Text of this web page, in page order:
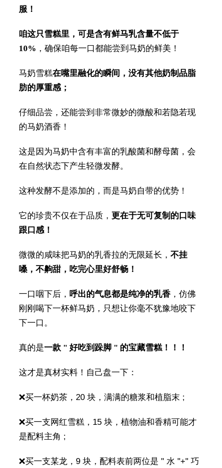
服！
咱这只雪糕里，可是含有鲜马乳含量不低于
10% ，确保咱每一口都能尝到马奶的鲜美！
马奶雪糕在嘴里融化的瞬间，没有其他奶制品脂
肪的厚重感；
仔细品尝，还能尝到非常微妙的微酸和若隐若现
的马奶酒香！
这是因为马奶中含有丰富的乳酸菌和酵母菌，会
在自然状态下产生轻微发酵。
这种发酵不是添加的，而是马奶自带的优势！
它的珍贵不仅在于品质， 更在于无可复制的口味
跟口感！
微微的咸味把马奶的乳香拉的无限延长， 不挂
嗓，不齁甜，吃完心里好舒畅！
一口咽下后， 呼出的气息都是纯净的乳香，仿佛
刚刚喝下一杯鲜马奶，只想让你毫不犹豫地咬下
下一口。
真的是一款 " 好吃到跺脚 " 的宝藏雪糕！！！
这才是真材实料！自己盘一下：
❌买一杯奶茶，20 块，满满的糖浆和植脂末 ;
❌买一支网红雪糕，15 块，植物油和香精可能才
是配料主角 ;
❌买一支某龙，9 块，配料表前两位是 " 水 "+" 巧